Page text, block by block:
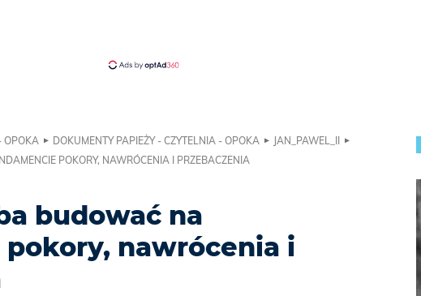
OPOKA DOKUMENTY PAPIEŻY - CZYTELNIA - OPOKA
JAN_PAWEL_II
POKORY, NAWRÓCENIA I PRZEBACZENIA
budować na
nawrócenia i